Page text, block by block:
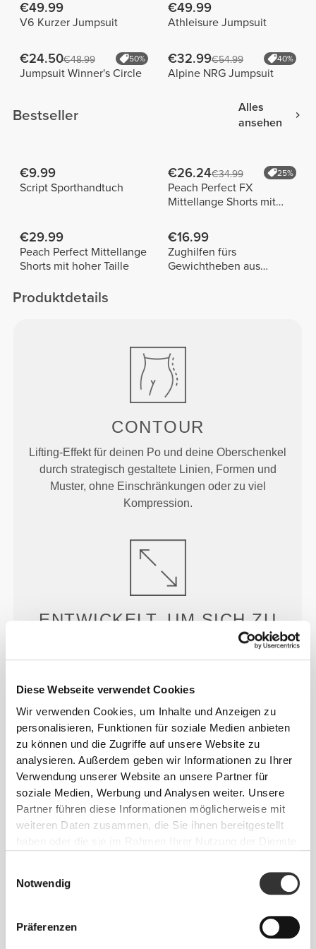
Diese Webseite verwendet Cookies
Wir verwenden Cookies, um Inhalte und Anzeigen zu
personalisieren, Funktionen für soziale Medien anbieten
zu können und die Zugriffe auf unsere Website zu
analysieren. Außerdem geben wir Informationen zu Ihrer
Verwendung unserer Website an unsere Partner für
soziale Medien, Werbung und Analysen weiter. Unsere
Partner führen diese Informationen möglicherweise mit
weiteren Daten zusammen, die Sie ihnen bereitgestellt
Notwendig
Präferenzen
€49.99
V6 Kurzer Jumpsuit
€49.99
Athleisure Jumpsuit
€24.50€48.99 50%
Jumpsuit Winner's Circle
€32.99€54.99 40%
Alpine NRG Jumpsuit
Bestseller
Alles
ansehen
€9.99
Script Sporthandtuch
€26.24€34.99 25%
Peach Perfect FX
Mittellange Shorts mit
€29.99
Peach Perfect Mittellange
Shorts mit hoher Taille
€16.99
Zughilfen fürs
Gewichtheben aus
Produktdetails
CONTOUR
Lifting-Effekt für deinen Po und deine Oberschenkel
durch strategisch gestaltete Linien, Formen und
Muster, ohne Einschränkungen oder zu viel
Kompression.
ENTWICKELT, UMSICH ZU
GAMECHANGER
gesamten Trainings kühl und bequem bleibst.